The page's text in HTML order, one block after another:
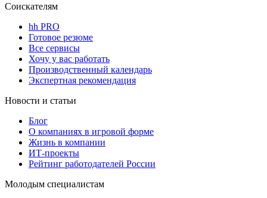
Соискателям
hh PRO
Готовое резюме
Все сервисы
Хочу у вас работать
Производственный календарь
Экспертная рекомендация
Новости и статьи
Блог
О компаниях в игровой форме
Жизнь в компании
ИТ-проекты
Рейтинг работодателей России
Молодым специалистам